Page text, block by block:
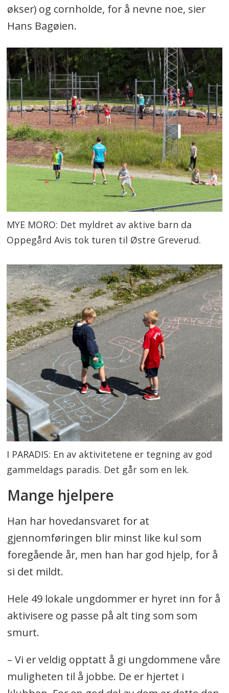
økser) og cornholde, for å nevne noe, sier
Hans Bagøien.
MYE MORO: Det myldret av aktive barn da
Oppegård Avis tok turen til Østre Greverud.
I PARADIS: En av aktivitetene er tegning av god
gammeldags paradis. Det går som en lek.
Mange hjelpere
Han har hovedansvaret for at
gjennomføringen blir minst like kul som
foregående år, men han har god hjelp, for å
si det mildt.
Hele 49 lokale ungdommer er hyret inn for å
aktivisere og passe på alt ting som som
smurt.
– Vi er veldig opptatt å gi ungdommene våre
muligheten til å jobbe. De er hjertet i